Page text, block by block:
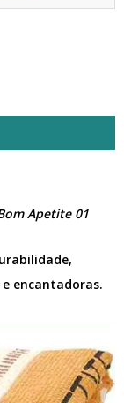
Apetite 01
encantadoras.